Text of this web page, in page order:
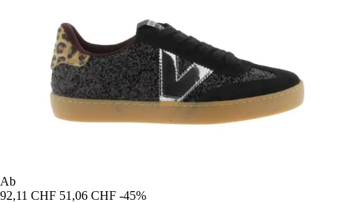
Ab
92,11 CHF 51,06 CHF -45%